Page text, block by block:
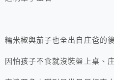
糯米椒與茄子也全出自庄爸的
因怕孩子不食就沒裝盤上桌、